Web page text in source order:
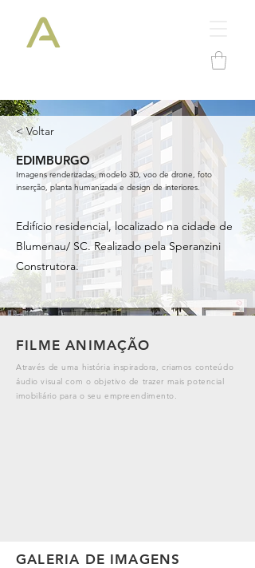
< Voltar
EDIMBURGO
Imagens renderizadas, modelo 3D, voo de drone, foto
inserção, planta humanizada e design de interiores.
Edifício residencial, localizado na cidade de
Blumenau/ SC. Realizado pela Speranzini
Construtora.
FILME ANIMAÇÃO
Através de uma história inspiradora, criamos conteúdo
áudio visual com o objetivo de trazer mais potencial
imobiliário para o seu empreendimento.
GALERIA DE IMAGENS